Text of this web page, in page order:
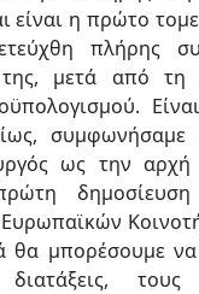
είναι η πρώτο
πλήρης
της, μετά από τη
ως την αρχή
θα μπορέσουμε
διατάξεις, τους